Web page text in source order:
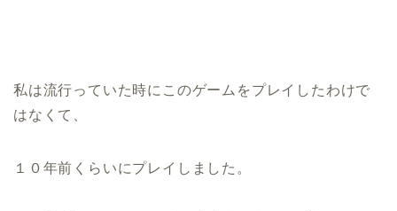
私は流行っていた時にこのゲームをプレイしたわけで
はなくて、
１０年前くらいにプレイしました。